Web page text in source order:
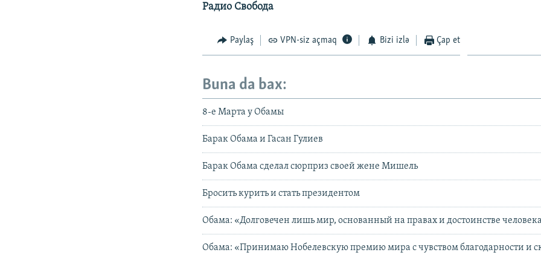
Радио Свобода
Paylaş VPN-siz açmaq Bizi izlə Çap et
Buna da bax:
8-е Марта у Обамы
Барак Обама и Гасан Гулиев
Барак Обама сделал сюрприз своей жене Мишель
Бросить курить и стать президентом
Обама: «Долговечен лишь мир, основанный на правах и достоинстве
Обама: «Принимаю Нобелевскую премию мира с чувством благодарности и